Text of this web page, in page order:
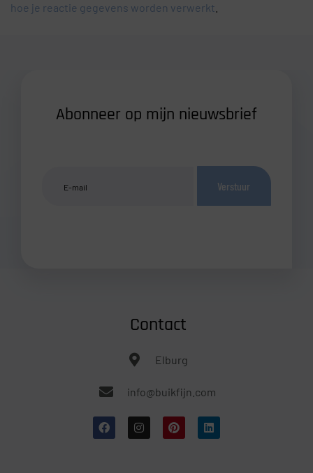
hoe je reactie gegevens worden verwerkt
Abonneer op mijn nieuwsbrief
Verstuur
Contact
Elburg
info@buikfijn.com